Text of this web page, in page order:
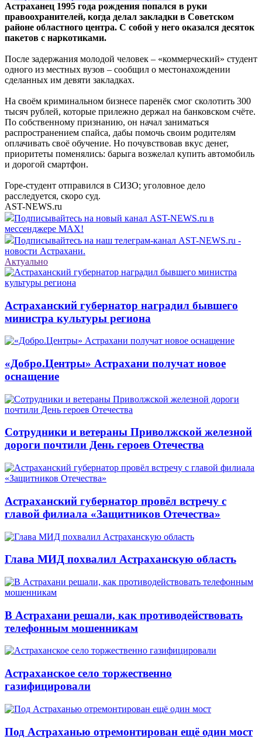
Астраханец 1995 года рождения попался в руки
правоохранителей, когда делал закладки в Советском
районе областного центра. С собой у него оказался десяток
пакетов с наркотиками.
После задержания молодой человек – «коммерческий» студент
одного из местных вузов – сообщил о местонахождении
сделанных им девяти закладках.
На своём криминальном бизнесе паренёк смог сколотить 300
тысяч рублей, которые прилежно держал на банковском счёте.
По собственному признанию, он начал заниматься
распространением спайса, дабы помочь своим родителям
оплачивать своё обучение. Но почувствовав вкус денег,
приоритеты поменялись: барыга возжелал купить автомобиль
и дорогой смартфон.
Горе-студент отправился в СИЗО; уголовное дело
расследуется, скоро суд.
AST-NEWS.ru
Подписывайтесь на новый канал AST-NEWS.ru в
мессенджере MAX!
Подписывайтесь на наш телеграм-канал AST-NEWS.ru -
новости Астрахани.
Актуально
Астраханский губернатор наградил бывшего
министра культуры региона
«Добро.Центры» Астрахани получат новое
оснащение
Сотрудники и ветераны Приволжской железной
дороги почтили День героев Отечества
Астраханский губернатор провёл встречу с
главой филиала «Защитников Отечества»
Глава МИД похвалил Астраханскую область
В Астрахани решали, как противодействовать
телефонным мошенникам
Астраханское село торжественно
газифицировали
Под Астраханью отремонтирован ещё один мост